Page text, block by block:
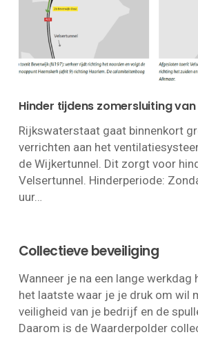
Hinder tijdens zomersluiting
Rijkswaterstaat gaat binnenkort
verrichten aan het
de Wijkertunnel. Dit zorgt voor
Velsertunnel. Hinderperiode:
uur…
Collectieve beveiliging
Wanneer je na een lange werkdag
het laatste waar je je druk om wil
veiligheid van je bedrijf en de
Daarom is de Waarderpolder